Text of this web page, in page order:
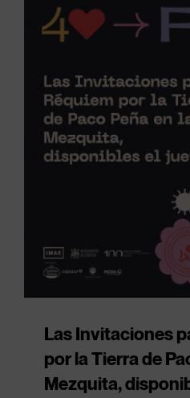
Las Invitaciones
por la Tierra de
Mezquita,